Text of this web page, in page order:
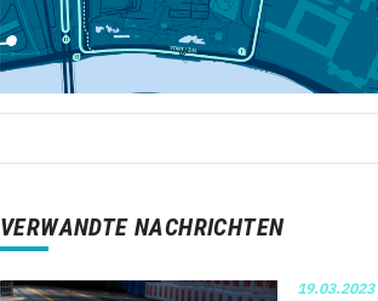
VERWANDTE NACHRICHTEN